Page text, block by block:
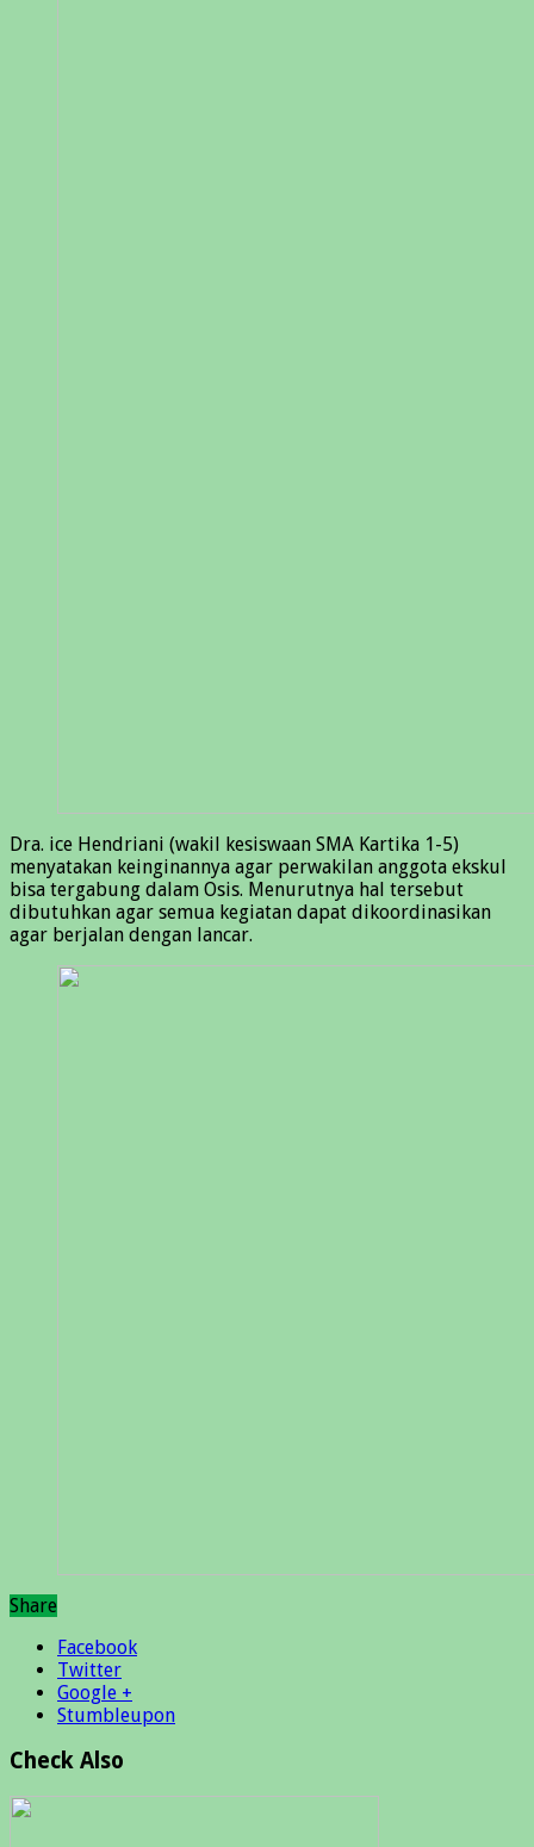
Dra. ice Hendriani (wakil kesiswaan SMA Kartika 1-5)
menyatakan keinginannya agar perwakilan anggota ekskul
bisa tergabung dalam Osis. Menurutnya hal tersebut
dibutuhkan agar semua kegiatan dapat dikoordinasikan
agar berjalan dengan lancar.
Share
Facebook
Twitter
Google +
Stumbleupon
Check Also